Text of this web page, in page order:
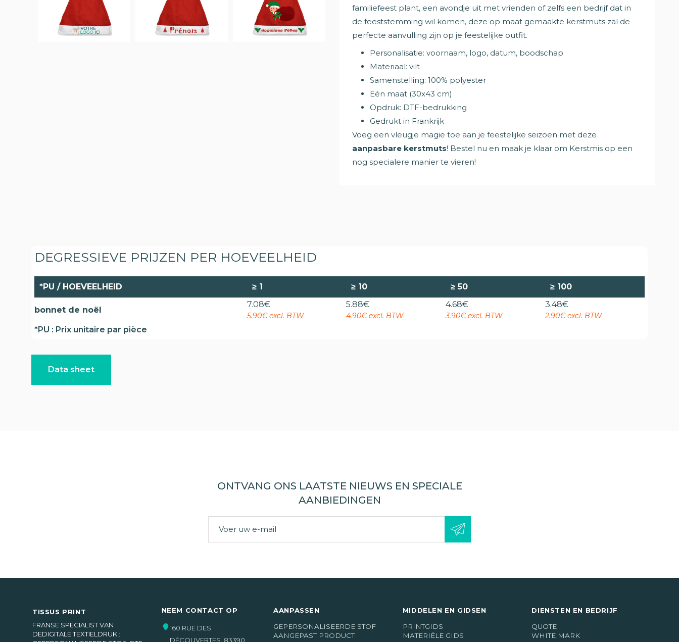
familiefeest plant, een avondje uit met vrienden of zelfs een bedrijf dat in
de feeststemming wil komen, deze op maat gemaakte kerstmuts zal de
perfecte aanvulling zijn op je feestelijke outfit.
Personalisatie: voornaam, logo, datum, boodschap
Materiaal: vilt
Samenstelling: 100% polyester
Eén maat (30x43 cm)
Opdruk: DTF-bedrukking
Gedrukt in Frankrijk
Voeg een vleugje magie toe aan je feestelijke seizoen met deze
aanpasbare kerstmuts! Bestel nu en maak je klaar om Kerstmis op een
nog specialere manier te vieren!
DEGRESSIEVE PRIJZEN PER HOEVEELHEID
*PU / HOEVEELHEID ≥ 1 ≥ 10 ≥50 ≥ 100
bonnet de noël
7.08€
5.90€ excl. BTW
5.88€
4.90€ excl. BTW
4.68€
3.90€ excl. BTW
3.48€
2.90€ excl. BTW
*PU : Prix unitaire par pièce
Data sheet
ONTVANG ONS LAATSTE NIEUWS EN SPECIALE
AANBIEDINGEN
TISSUS PRINT
FRANSE SPECIALIST VAN
DEDIGITALE TEXTIELDRUK :
NEEM CONTACT OP
160 RUE DES
DÉCOUVERTES 83390
AANPASSEN
GEPERSONALISEERDE STOF
AANGEPAST PRODUCT
MIDDELEN EN GIDSEN
PRINTGIDS
MATERIËLE GIDS
DIENSTEN EN BEDRIJF
QUOTE
WHITE MARK